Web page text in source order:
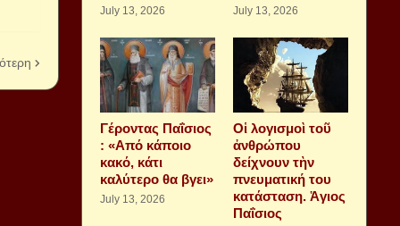
July 13, 2026 July 13, 2026
Γέροντας Παΐσιος
: «Από κάποιο
κακό, κάτι
καλύτερο θα βγει»
July 13, 2026
Οἱ λογισμοὶ τοῦ
ἀνθρώπου
δείχνουν τὴν
πνευματική του
κατάσταση. Ἁγιος
Παΐσιος